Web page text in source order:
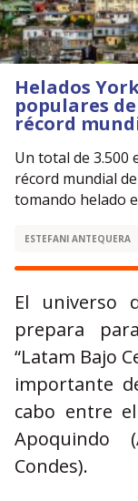
Helados
populares
récord
Un total de
récord mundial
tomando helado
ESTEFANI ANTEQUERA
El universo
prepara
“Latam Bajo
importante
cabo entre
Apoquindo
Condes).